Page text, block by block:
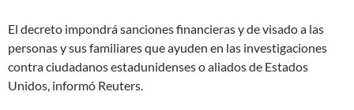
El decreto impondrá sanciones financieras y de visado a las
personas y sus familiares que ayuden en las investigaciones
contra ciudadanos estadunidenses o aliados de Estados
Unidos, informó Reuters.